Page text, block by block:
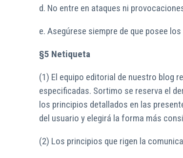
d. No entre en ataques ni
e. Asegúrese siempre de que posee
§5 Netiqueta
(1) El equipo editorial de nuestro blog
especificadas. Sortimo se reserva el
los principios detallados en las
del usuario y elegirá la forma más
(2) Los principios que rigen la